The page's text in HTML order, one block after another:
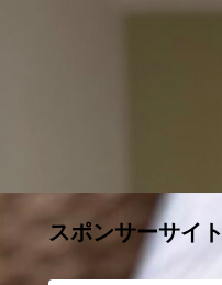
スポンサーサイト